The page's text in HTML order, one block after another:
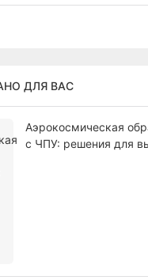
картером
ДЛЯ ВАС
Аэрокосмическая
с ЧПУ: решения для